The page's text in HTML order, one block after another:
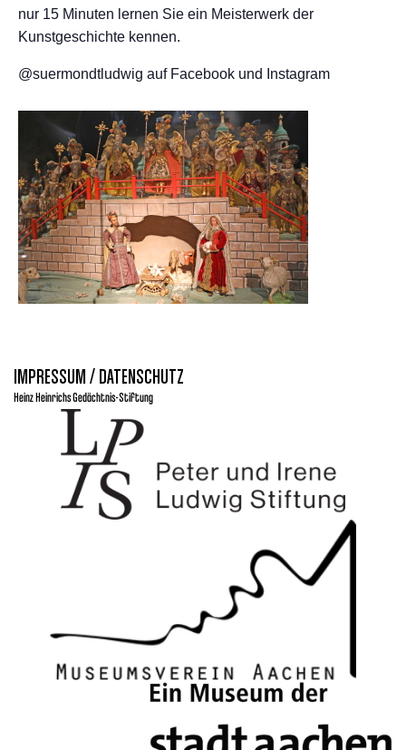
nur 15 Minuten lernen Sie ein Meisterwerk der
Kunstgeschichte kennen.
@suermondtludwig auf Facebook und Instagram
IMPRESSUM / DATENSCHUTZ
Heinz Heinrichs Gedächtnis-Stiftung